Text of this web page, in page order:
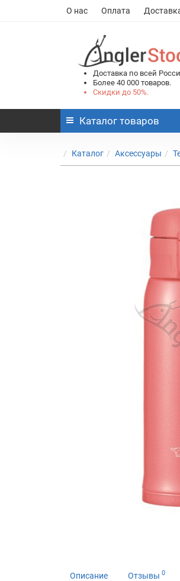
О нас Оплата
Доставка по всей
Более 40 000 товаров.
Скидки до 50%.
Каталог товаров
Каталог Аксессуары
Описание Отзывы 0